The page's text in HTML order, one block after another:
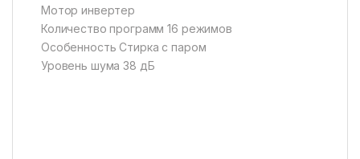
Мотор инвертер
Количество программ 16 режимов
Особенность Стирка с паром
Уровень шума 38 дБ